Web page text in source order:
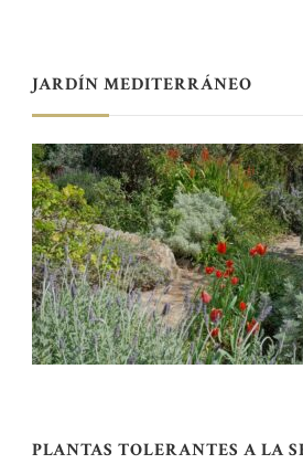
JARDÍN MEDITERRÁNEO
PLANTAS TOLERANTES A LA